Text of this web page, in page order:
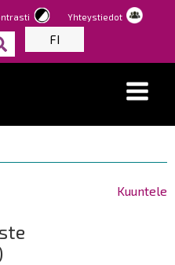
Yhteystiedot
FI
Kuuntele